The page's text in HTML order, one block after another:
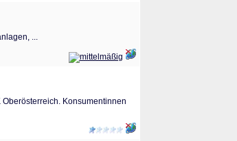
...
Konsumentinnen